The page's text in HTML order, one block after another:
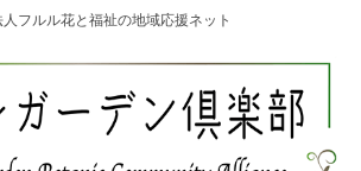
人フルル花と福祉の地域応援ネット